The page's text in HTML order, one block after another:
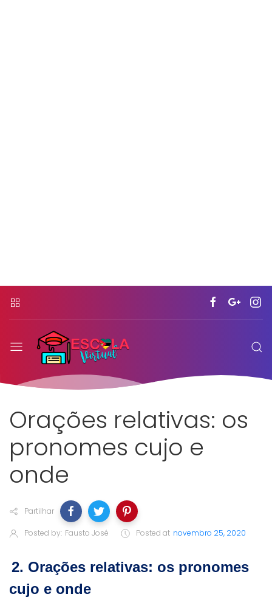
Orações relativas: os
pronomes cujo e
onde
Partilhar
Posted by: Fausto José Posted at novembro 25, 2020
2. Orações relativas: os pronomes
cujo e onde